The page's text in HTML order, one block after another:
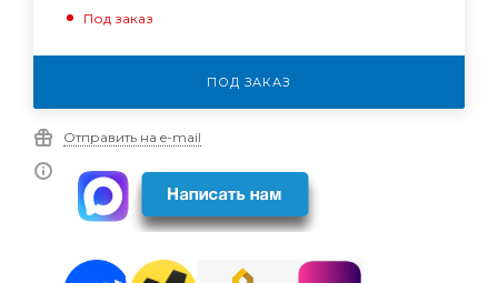
Под заказ
ПОД ЗАКАЗ
Отправить на e-mail